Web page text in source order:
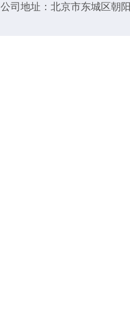
公司地址：北京市东城区朝